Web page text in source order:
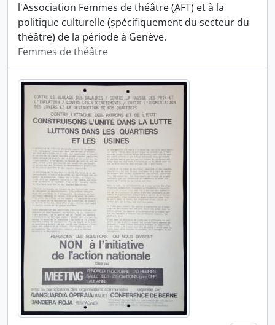
l'Association Femmes de théâtre (AFT) et à la
politique culturelle (spécifiquement du secteur du
théâtre) de la période à Genève.
Femmes de théâtre